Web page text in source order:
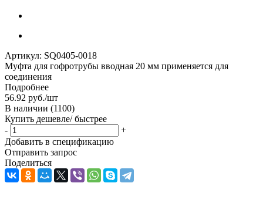
Артикул: SQ0405-0018
Муфта для гофротрубы вводная 20 мм применяется для
соединения
Подробнее
56.92 руб./шт
В наличии (1100)
Купить дешевле/ быстрее
-
+
Добавить в спецификацию
Отправить запрос
Поделиться